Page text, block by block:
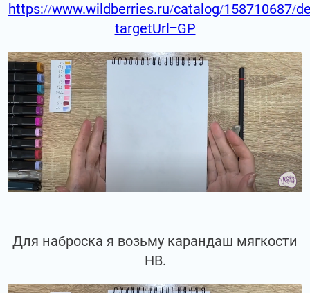
https://www.wildberries.ru/catalog/158710687/
targetUrl=GP
Для наброска я возьму карандаш мягкости
НВ.